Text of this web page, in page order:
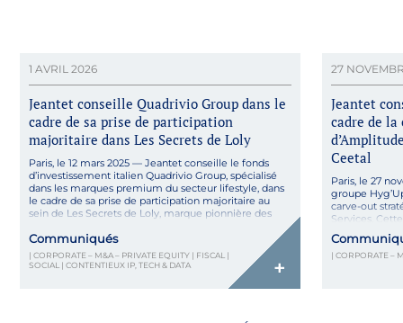
1 AVRIL 2026
Jeantet conseille Quadrivio Group dans le
cadre de sa prise de participation
majoritaire dans Les Secrets de Loly
Paris, le 12 mars 2025 — Jeantet conseille le fonds
d’investissement italien Quadrivio Group, spécialisé
dans les marques premium du secteur lifestyle, dans
le cadre de sa prise de participation majoritaire au
sein de Les Secrets de Loly, marque pionnière des
de ce LBO, Quadrivio Group devient […]
Communiqués
| CORPORATE – M&A – PRIVATE EQUITY | FISCAL |
SOCIAL | CONTENTIEUX IP, TECH & DATA
+
27
Jeantet
cadre de
Ceetal
Paris, le 27
groupe
carve-out
Services.
déterminante
activités cœur
permettant
| CORPORATE –